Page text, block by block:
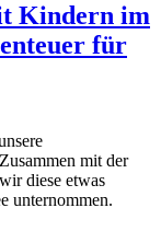
Kindern im
für
mit der
diese etwas
unternommen.